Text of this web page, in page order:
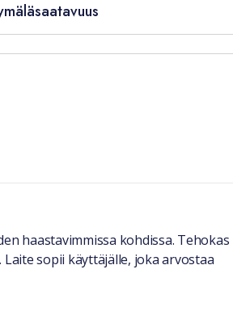
haastavimmissa kohdissa. Tehokas
sopii käyttäjälle, joka arvostaa